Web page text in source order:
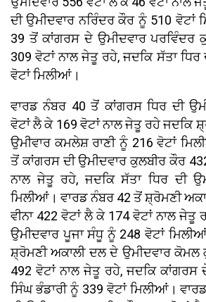
ਦੀ ਉਮੀਦਵਾਰ ਨਰਿੰਦਰ ਕੌਰ ਨੂੰ 510 ਵੋਟਾਂ
39 ਤੋਂ ਕਾਂਗਰਸ ਦੇ ਉਮੀਦਵਾਰ ਪਰਵਿੰਦਰ
309 ਵੋਟਾਂ ਨਾਲ ਜੇਤੂ ਰਹੇ, ਜਦਕਿ ਸੱਤਾ ਧਿਰ
ਵੋਟਾਂ ਮਿਲੀਆਂ।
ਵਾਰਡ ਨੰਬਰ 40 ਤੋਂ ਕਾਂਗਰਸ ਧਿਰ ਦੀ
ਵੋਟਾਂ ਲੈ ਕੇ 169 ਵੋਟਾਂ ਨਾਲ ਜੇਤੂ ਰਹੇ ਜਦਕਿ
ਉਮੀਵਾਰ ਕਮਲੇਸ਼ ਰਾਣੀ ਨੂੰ 216 ਵੋਟਾਂ
ਤੋਂ ਕਾਂਗਰਸ ਦੀ ਉਮੀਦਵਾਰ ਕੁਲਬੀਰ ਕੌਰ
ਨਾਲ ਜੇਤੂ ਰਹੇ, ਜਦਕਿ ਸੱਤਾ ਧਿਰ ਦੀ
ਮਿਲੀਆਂ। ਵਾਰਡ ਨੰਬਰ 42 ਤੋਂ ਸ਼੍ਰੋਮਣੀ
ਵੀਨਾ 422 ਵੋਟਾਂ ਲੈ ਕੇ 174 ਵੋਟਾਂ ਨਾਲ ਜੇਤੂ
ਉਮੀਦਵਾਰ ਪੂਜਾ ਸੰਧੂ ਨੂੰ 248 ਵੋਟਾਂ
ਸ਼੍ਰੋਮਣੀ ਅਕਾਲੀ ਦਲ ਦੇ ਉਮੀਦਵਾਰ ਕੋਮਲ
492 ਵੋਟਾਂ ਨਾਲ ਜੇਤੂ ਰਹੇ, ਜਦਕਿ ਕਾਂਗਰਸ
ਸਿੰਘ ਭੰਡਾਰੀ ਨੂੰ 339 ਵੋਟਾਂ ਮਿਲੀਆਂ।